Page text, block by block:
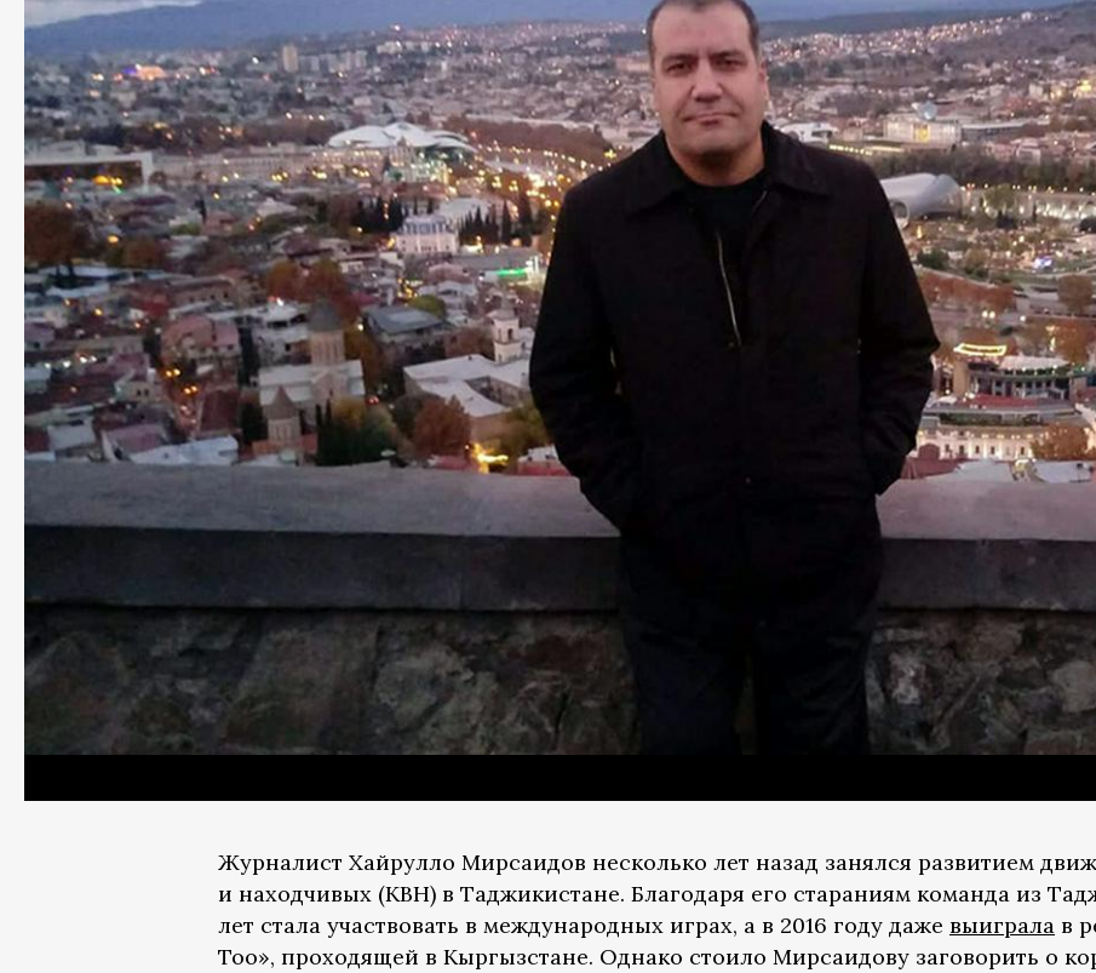
Журналист Хайрулло Мирсаидов несколько лет назад занялся развитием
и находчивых (КВН) в Таджикистане. Благодаря его стараниям команда из
лет стала участвовать в международных играх, а в 2016 году даже выиграла в
Тоо», проходящей в Кыргызстане. Однако стоило Мирсаидову заговорить о